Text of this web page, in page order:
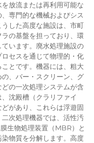
放流または再利用可能な
専門的な機械およびシス
した高度な施設は、市町
の基盤を担っており、環
います。廃水処理施設の
セスを通じて物理的・化
とです。機器には、粗大
、バー・スクリーン、グ
の一次処理システムが含
沈殿槽（クラリファイ
があり、これらは浮遊固
次処理機器では、活性汚
生物処理装置（MBR）と
物質を分解します。高度